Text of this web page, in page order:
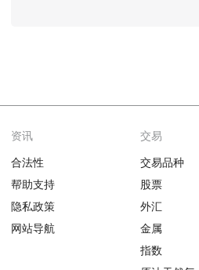
Footer
资讯
合法性
帮助支持
隐私政策
网站导航
交易
交易品种
股票
外汇
金属
指数